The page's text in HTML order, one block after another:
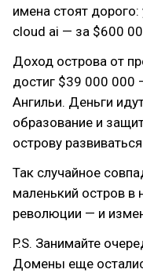
имена стоят
cloud ai — за $600
Доход острова от
достиг $39 000 000
Ангильи. Деньги
образование и
острову
Так случайное
маленький остров в
революции — и
P.S. Занимайте
Домены еще